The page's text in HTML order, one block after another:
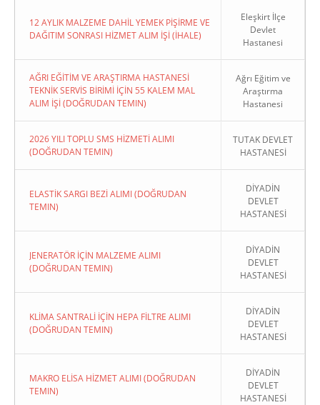
12 AYLIK MALZEME DAHİL YEMEK PİŞİRME VE
DAĞITIM SONRASI HİZMET ALIM İŞİ (İHALE)
Eleşkirt İlçe
Devlet
Hastanesi
AĞRI EĞİTİM VE ARAŞTIRMA HASTANESİ
TEKNİK SERVİS BİRİMİ İÇİN 55 KALEM MAL
ALIM İŞİ (DOĞRUDAN TEMIN)
Ağrı Eğitim ve
Araştırma
Hastanesi
2026 YILI TOPLU SMS HİZMETİ ALIMI
(DOĞRUDAN TEMIN)
TUTAK DEVLET
HASTANESİ
ELASTİK SARGI BEZİ ALIMI (DOĞRUDAN
TEMIN)
DİYADİN
DEVLET
HASTANESİ
JENERATÖR İÇİN MALZEME ALIMI
(DOĞRUDAN TEMIN)
DİYADİN
DEVLET
HASTANESİ
KLİMA SANTRALİ İÇİN HEPA FİLTRE ALIMI
(DOĞRUDAN TEMIN)
DİYADİN
DEVLET
HASTANESİ
MAKRO ELİSA HİZMET ALIMI (DOĞRUDAN
TEMIN)
DİYADİN
DEVLET
HASTANESİ